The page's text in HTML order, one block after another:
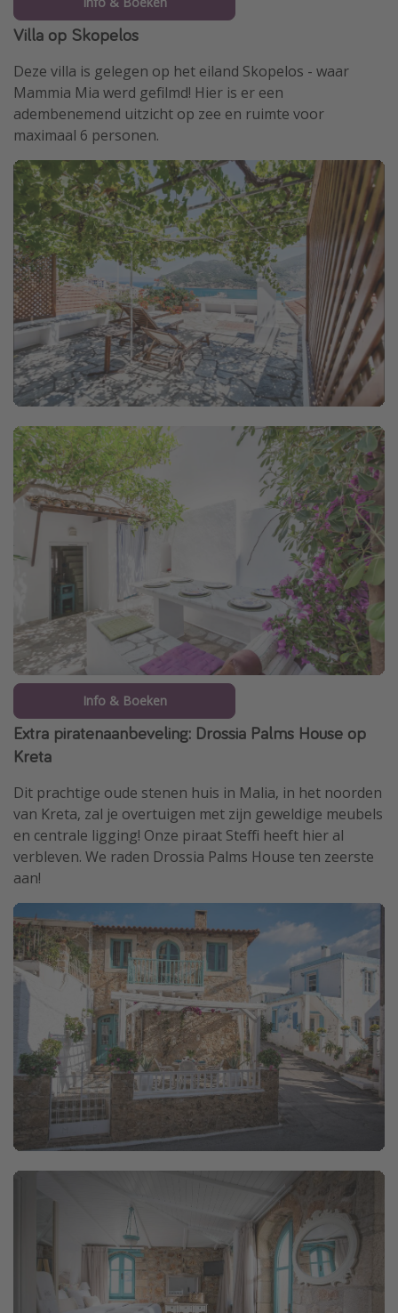
Villa op Skopelos
Deze villa is gelegen op het eiland Skopelos - waar
Mammia Mia werd gefilmd! Hier is er een
adembenemend uitzicht op zee en ruimte voor
maximaal 6 personen.
Info & Boeken
Extra piratenaanbeveling: Drossia Palms House op
Kreta
Dit prachtige oude stenen huis in Malia, in het noorden
van Kreta, zal je overtuigen met zijn geweldige meubels
en centrale ligging! Onze piraat Steffi heeft hier al
verbleven. We raden Drossia Palms House ten zeerste
aan!